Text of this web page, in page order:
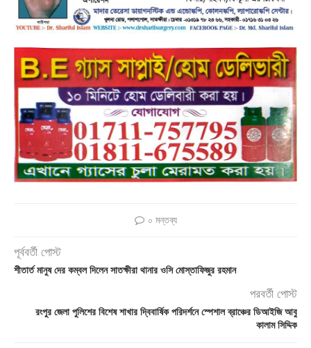
০ মন্তব্য
পূর্ববর্তী পোস্ট
শীতার্ত মানুষ দের কম্বল দিলেন সাতক্ষীরা থানার ওসি মোস্তাফিজুর রহমান
পরবর্তী পোস্ট
রংপুর জেলা পুলিশের বিশেষ শাখার দ্বিবার্ষিক পরিদর্শনে স্পেশাল ব্রাঞ্চের ডিআইজি আবু
কালাম সিদ্দিক